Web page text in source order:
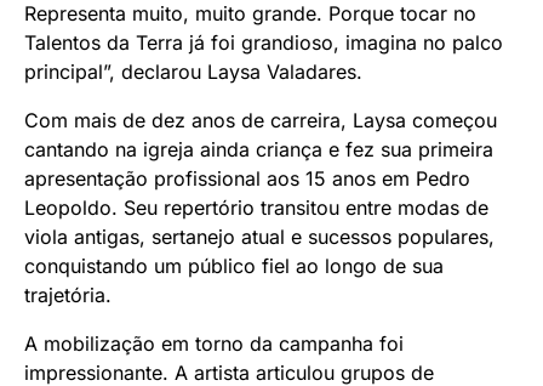
Representa muito, muito grande. Porque tocar no
Talentos da Terra já foi grandioso, imagina no palco
principal”, declarou Laysa Valadares.
Com mais de dez anos de carreira, Laysa começou
cantando na igreja ainda criança e fez sua primeira
apresentação profissional aos 15 anos em Pedro
Leopoldo. Seu repertório transitou entre modas de
viola antigas, sertanejo atual e sucessos populares,
conquistando um público fiel ao longo de sua
trajetória.
A mobilização em torno da campanha foi
impressionante. A artista articulou grupos de